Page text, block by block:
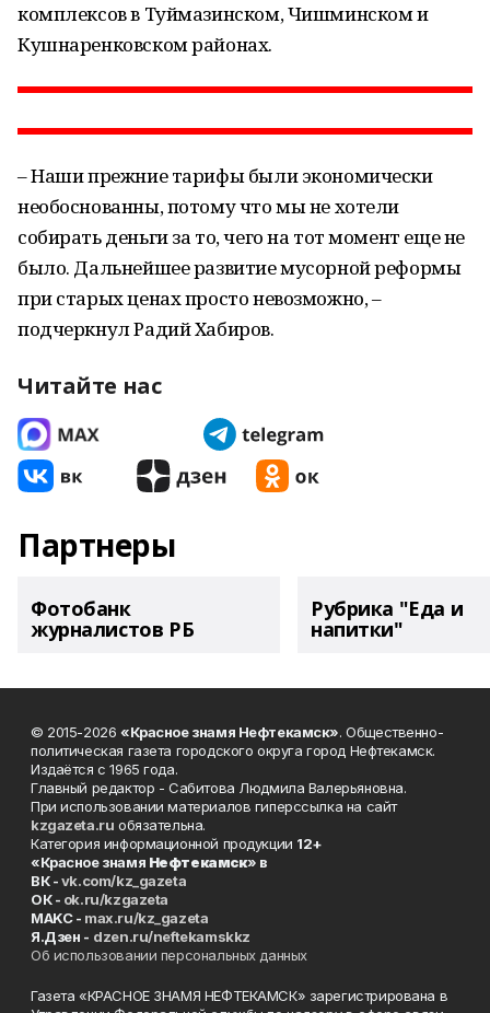
комплексов в Туймазинском, Чишминском и
Кушнаренковском районах.
– Наши прежние тарифы были экономически
необоснованны, потому что мы не хотели
собирать деньги за то, чего на тот момент еще не
было. Дальнейшее развитие мусорной реформы
при старых ценах просто невозможно, –
подчеркнул Радий Хабиров.
Читайте нас
Партнеры
Фотобанк
журналистов РБ
Рубрика "Еда и
напитки"
© 2015-2026 «Красное знамя Нефтекамск». Общественно-
политическая газета городского округа город Нефтекамск.
Издаётся с 1965 года.
Главный редактор - Сабитова Людмила Валерьяновна.
При использовании материалов гиперссылка на сайт
kzgazeta.ru обязательна.
Категория информационной продукции 12+
«Красное знамя Нефтекамск» в
ВК -vk.com/kz_gazeta
ОК - ok.ru/kzgazeta
MAKC - max.ru/kz_gazeta
Я.Дзен - dzen.ru/neftekamskkz
Об использовании персональных данных
Газета «КРАСНОЕ ЗНАМЯ НЕФТЕКАМСК» зарегистрирована в